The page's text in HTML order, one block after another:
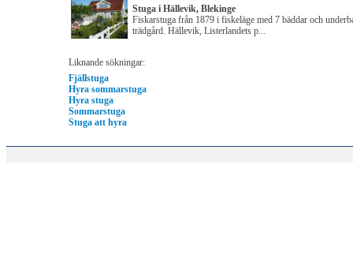
Stuga i Hällevik, Blekinge
Fiskarstuga från 1879 i fiskeläge med 7 bäddar och
trädgård. Hällevik, Listerlandets p...
Liknande sökningar:
Fjällstuga
Hyra sommarstuga
Hyra stuga
Sommarstuga
Stuga att hyra